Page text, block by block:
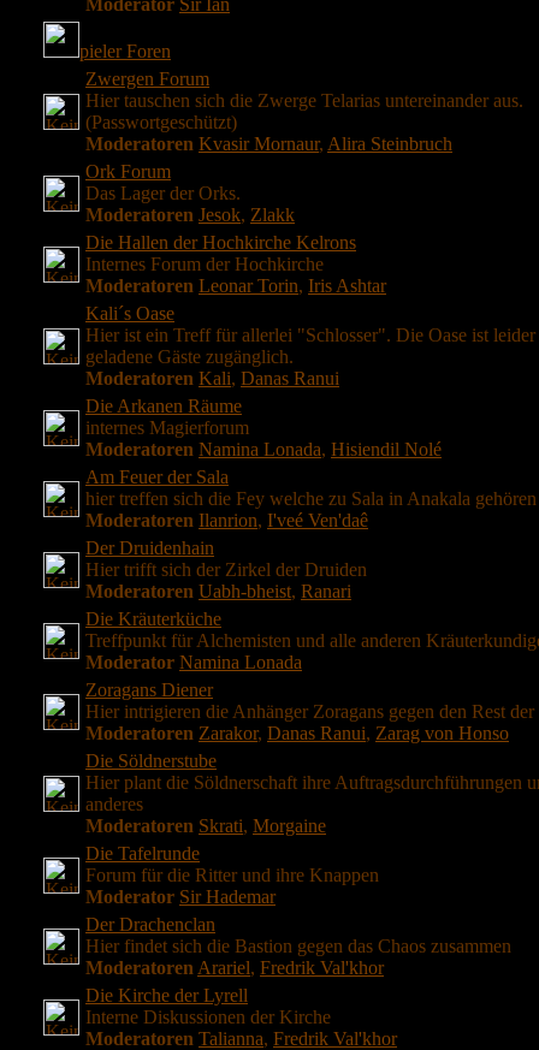
Moderator Sir Ian
pieler Foren
Zwergen Forum
Hier tauschen sich die Zwerge Telarias untereinander aus.
(Passwortgeschützt)
Moderatoren Kvasir Mornaur, Alira Steinbruch
Ork Forum
Das Lager der Orks.
Moderatoren Jesok, Zlakk
Die Hallen der Hochkirche Kelrons
Internes Forum der Hochkirche
Moderatoren Leonar Torin, Iris Ashtar
Kali´s Oase
Hier ist ein Treff für allerlei "Schlosser". Die Oase ist
geladene Gäste zugänglich.
Moderatoren Kali, Danas Ranui
Die Arkanen Räume
internes Magierforum
Moderatoren Namina Lonada, Hisiendil Nolé
Am Feuer der Sala
hier treffen sich die Fey welche zu Sala in Anakala gehören
Moderatoren Ilanrion, I'veé Ven'daê
Der Druidenhain
Hier trifft sich der Zirkel der Druiden
Moderatoren Uabh-bheist, Ranari
Die Kräuterküche
Treffpunkt für Alchemisten und alle anderen
Moderator Namina Lonada
Zoragans Diener
Hier intrigieren die Anhänger Zoragans gegen den Rest der
Moderatoren Zarakor, Danas Ranui, Zarag von Honso
Die Söldnerstube
Hier plant die Söldnerschaft ihre Auftragsdurchführungen
anderes
Moderatoren Skrati, Morgaine
Die Tafelrunde
Forum für die Ritter und ihre Knappen
Moderator Sir Hademar
Der Drachenclan
Hier findet sich die Bastion gegen das Chaos zusammen
Moderatoren Arariel, Fredrik Val'khor
Die Kirche der Lyrell
Interne Diskussionen der Kirche
Moderatoren Talianna, Fredrik Val'khor